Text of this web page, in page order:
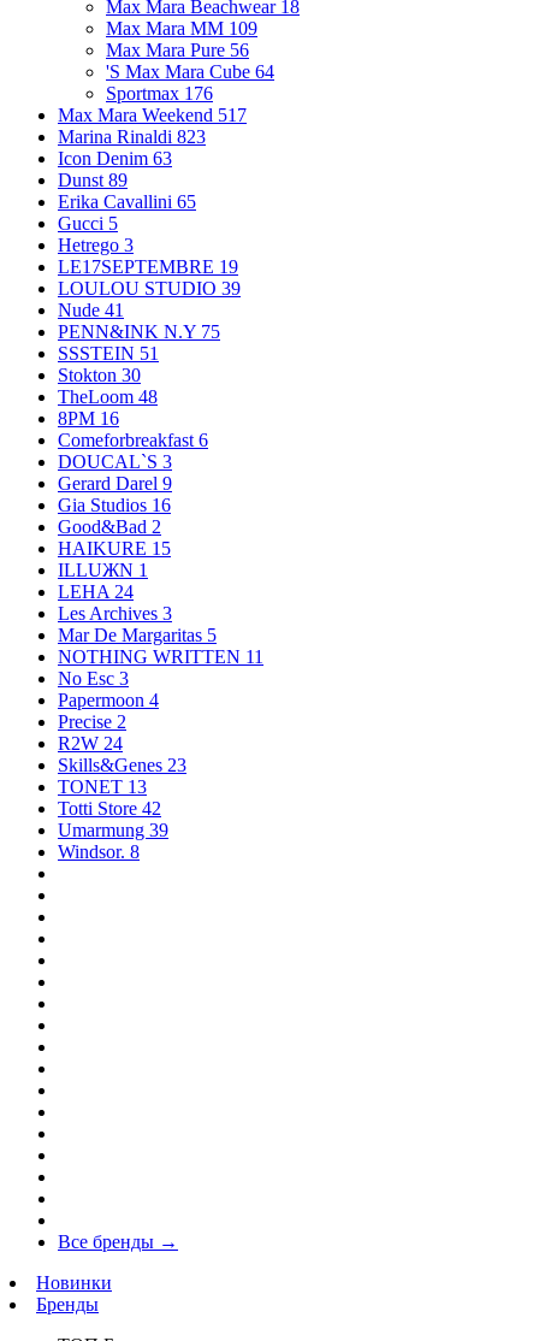
Max Mara Beachwear 18
Max Mara MM 109
Max Mara Pure 56
'S Max Mara Cube 64
Sportmax 176
Max Mara Weekend 517
Marina Rinaldi 823
Icon Denim 63
Dunst 89
Erika Cavallini 65
Gucci 5
Hetrego 3
LE17SEPTEMBRE 19
LOULOU STUDIO 39
Nude 41
PENN&INK N.Y 75
SSSTEIN 51
Stokton 30
TheLoom 48
8PM 16
Comeforbreakfast 6
DOUCAL`S 3
Gerard Darel 9
Gia Studios 16
Good&Bad 2
HAIKURE 15
ILLUЖN 1
LEHA 24
Les Archives 3
Mar De Margaritas 5
NOTHING WRITTEN 11
No Esc 3
Papermoon 4
Precise 2
R2W 24
Skills&Genes 23
TONET 13
Totti Store 42
Umarmung 39
Windsor. 8
Все бренды →
Новинки
Бренды